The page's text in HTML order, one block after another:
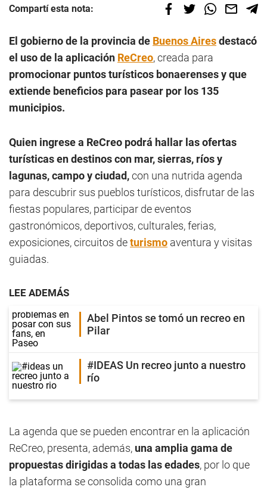
Compartí esta nota:
El gobierno de la provincia de Buenos Airesdestacó
el uso de la aplicación ReCreo, creada para
promocionar puntos turísticos bonaerenses y que
extiende beneficios para pasear por los 135
municipios.
Quien ingrese a ReCreo podrá hallar las ofertas
turísticas en destinos con mar, sierras, ríos y
lagunas, campo y ciudad,con una nutrida agenda
para descubrir sus pueblos turísticos, disfrutar de las
fiestas populares, participar de eventos
gastronómicos, deportivos, culturales, ferias,
exposiciones, circuitos deturismo aventura y visitas
guiadas.
LEE ADEMÁS
Abel Pintos se tomó un recreo en
Pilar
#IDEAS Un recreo junto a nuestro
río
La agenda que se pueden encontrar en la aplicación
ReCreo, presenta, además, una amplia gama de
propuestas dirigidas a todas las edades, por lo que
la plataforma se consolida como una gran